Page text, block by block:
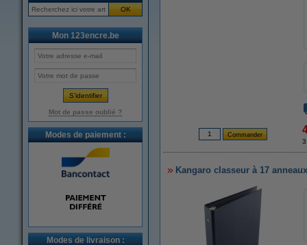
OK
Mon 123encre.be
Mot de passe oublié ?
Modes de paiement :
Modes de livraison :
Kangaro classeur à 17